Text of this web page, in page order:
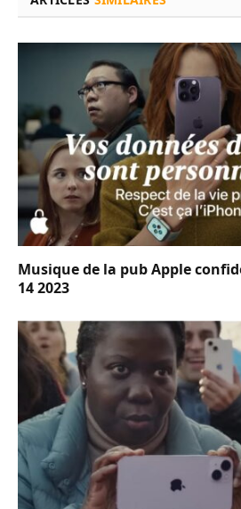
Musique de la pub Apple
14 2023